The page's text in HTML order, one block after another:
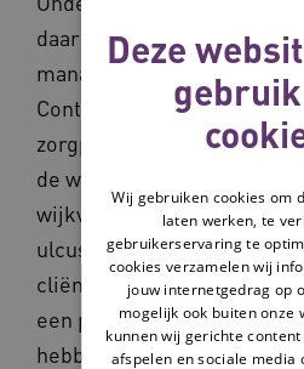
daarin de
managers en
Control bekeek een
zorgproces. ‘In de
de werkvloer:
wijkverpleegkundigen,
ulcusverpleegkundigen,
cliëntadministratie,
een projectleider’, vertelt
hebben we een advies
Deze
Wij gebruiken cookies om
laten werken, te
gebruikerservaring te
cookies verzamelen wij
jouw internetgedrag op
mogelijk ook buiten onze
kunnen wij gerichte content
afspelen en sociale media